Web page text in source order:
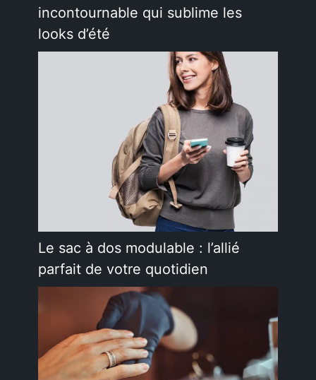
incontournable qui sublime les
looks d’été
Le sac à dos modulable : l’allié
parfait de votre quotidien